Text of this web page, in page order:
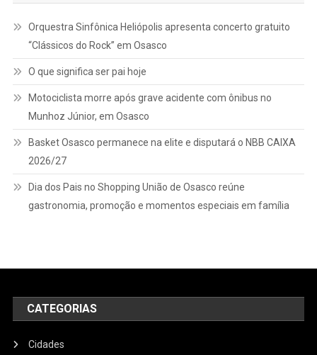
Orquestra Sinfônica Heliópolis apresenta concerto gratuito
“Clássicos do Rock” em Osasco
O que significa ser pai hoje
Motociclista morre após grave acidente com ônibus no
Munhoz Júnior, em Osasco
Basket Osasco permanece na elite e disputará o NBB CAIXA
2026/27
Dia dos Pais no Shopping União de Osasco reúne
gastronomia, promoção e momentos especiais em família
CATEGORIAS
Cidades